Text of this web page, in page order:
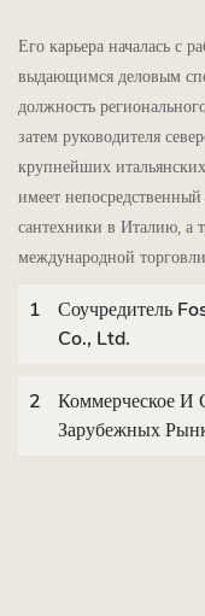
Его карьера началась с
выдающимся деловым
должность
затем руководителя
крупнейших
имеет
сантехники в Италию, а
международной
1
Соучредитель
Co., Ltd.
2
Коммерческое И
Зарубежных